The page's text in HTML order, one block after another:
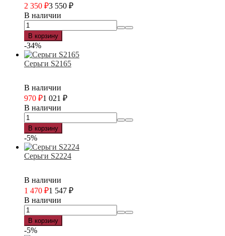
2 350 ₽3 550 ₽
В наличии
В корзину
-34%
Серьги S2165
В наличии
970 ₽1 021 ₽
В наличии
В корзину
-5%
Серьги S2224
В наличии
1 470 ₽1 547 ₽
В наличии
В корзину
-5%